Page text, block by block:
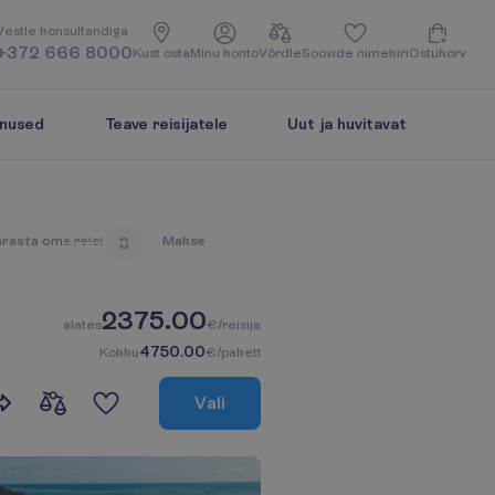
estle konsultandiga
666 8000Kust ostaMinu kontoVõrdleSoovide nimekiriOstukorv
Teave reisijatele Uut ja huvitavat
rasta oma reisi 3 Makse
alates2375.00€/reisija
Kokku4750.00€/pakett
Vali